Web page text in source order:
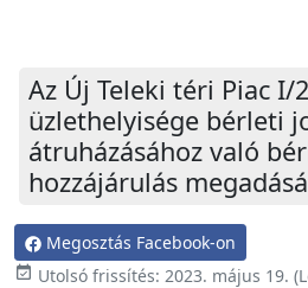
Az Új Teleki téri Piac I/
üzlethelyisége bérleti
átruházásához való
hozzájárulás
Megosztás Facebook-on
event_available Utolsó frissítés: 2023. május 19.